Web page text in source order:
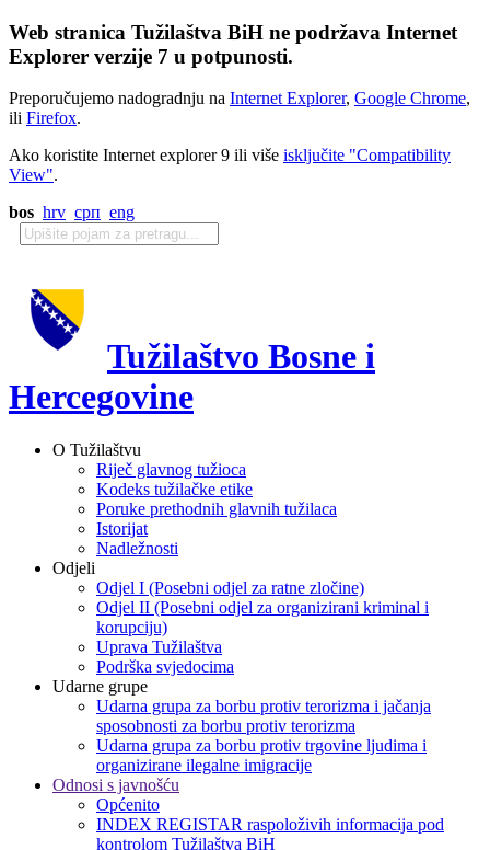
Web stranica Tužilaštva BiH ne podržava Internet
Explorer verzije 7 u potpunosti.
Preporučujemo nadogradnju na Internet Explorer, Google Chrome,
ili Firefox.
Ako koristite Internet explorer 9 ili više isključite "Compatibility
View".
bos hrv срп eng
Tužilaštvo Bosne i
Hercegovine
O Tužilaštvu
Riječ glavnog tužioca
Kodeks tužilačke etike
Poruke prethodnih glavnih tužilaca
Istorijat
Nadležnosti
Odjeli
Odjel I (Posebni odjel za ratne zločine)
Odjel II (Posebni odjel za organizirani kriminal i
korupciju)
Uprava Tužilaštva
Podrška svjedocima
Udarne grupe
Udarna grupa za borbu protiv terorizma i jačanja
sposobnosti za borbu protiv terorizma
Udarna grupa za borbu protiv trgovine ljudima i
organizirane ilegalne imigracije
Odnosi s javnošću
Općenito
INDEX REGISTAR raspoloživih informacija pod
kontrolom Tužilaštva BiH